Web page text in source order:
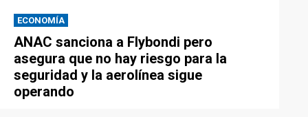
ECONOMÍA
ANAC sanciona a Flybondi pero
asegura que no hay riesgo para la
seguridad y la aerolínea sigue
operando